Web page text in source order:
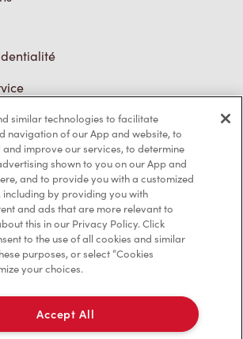
2023
similar technologies to facilitate
navigation of our App and website, to
improve our services, to determine
shown to you on our App and
and to provide you with a customized
including by providing you with
and ads that are more relevant to
this in our Privacy Policy. Click
to the use of all cookies and similar
purposes, or select “Cookies
your choices.
Accept All